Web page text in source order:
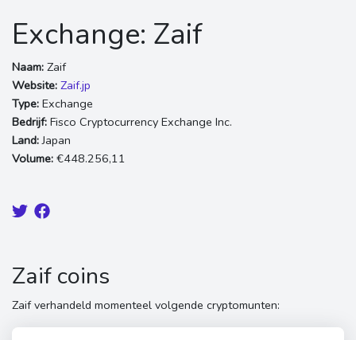
Exchange: Zaif
Naam: Zaif
Website: Zaif.jp
Type: Exchange
Bedrijf: Fisco Cryptocurrency Exchange Inc.
Land:Japan
Volume: €448.256,11
Zaif coins
Zaif verhandeld momenteel volgende cryptomunten: